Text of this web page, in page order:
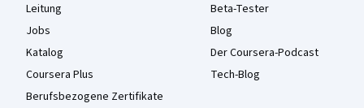
Leitung
Jobs
Katalog
Coursera Plus
Berufsbezogene Zertifikate
Beta-Tester
Blog
Der Coursera-Podcast
Tech-Blog